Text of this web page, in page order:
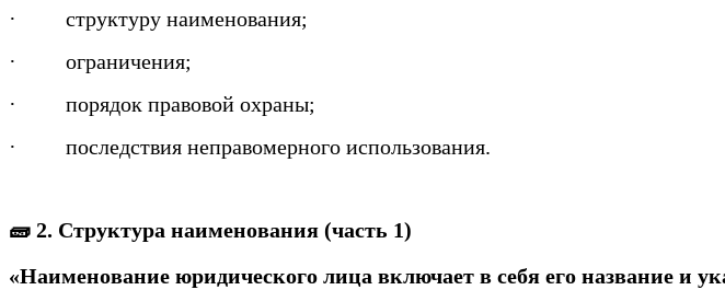
· структуру наименования;
· ограничения;
· порядок правовой охраны;
· последствия неправомерного использования.
🧱 2. Структура наименования (часть 1)
«Наименование юридического лица включает в себя его название и